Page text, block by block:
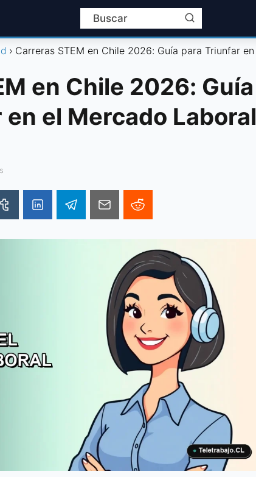
Carreras STEM en Chile 2026: Guía para Triunfar en
en Chile 2026: Guía
el Mercado Laboral